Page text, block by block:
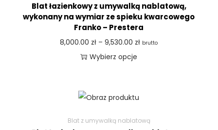
Blat łazienkowy z umywalką nablatową,
wykonany na wymiar ze spieku kwarcowego
Franko – Prestera
8,000.00 zł – 9,530.00 zł brutto
Wybierz opcje
Blat z umywalką nablatową